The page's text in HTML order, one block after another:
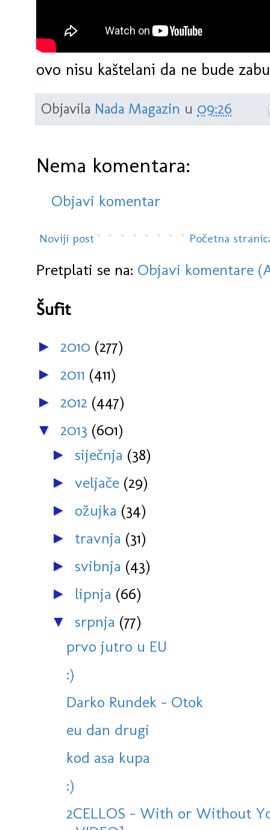
ovo nisu kaštelani da ne bude
Objavila Nada Magazin u 09:26
Nema komentara:
Objavi komentar
Noviji post Početna
Pretplati se na: Objavi komentare
Šufit
► 2010 (277)
► 2011 (411)
► 2012 (447)
▼ 2013 (601)
► siječnja (38)
► veljače (29)
► ožujka (34)
► travnja (31)
► svibnja (43)
► lipnja (66)
▼ srpnja (77)
prvo jutro u EU
:)
Darko Rundek - Otok
eu dan drugi
kod asa kupa
:)
2CELLOS - With or Without